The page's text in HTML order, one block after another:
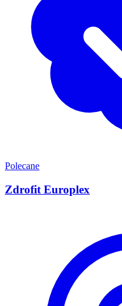
Polecane
Zdrofit Europlex